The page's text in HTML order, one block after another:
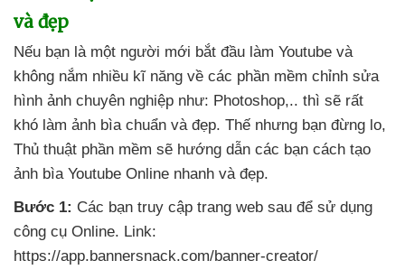
và đẹp
Nếu bạn là một người mới bắt đầu làm Youtube và
không nắm nhiều kĩ năng về các phần mềm chỉnh sửa
hình ảnh chuyên nghiệp như: Photoshop,.. thì sẽ rất
khó làm ảnh bìa chuẩn và đẹp. Thế nhưng bạn đừng lo,
Thủ thuật phần mềm sẽ hướng dẫn các bạn cách tạo
ảnh bìa Youtube Online nhanh và đẹp.
Bước 1: Các bạn truy cập trang web sau để sử dụng
công cụ Online. Link:
https://app.bannersnack.com/banner-creator/